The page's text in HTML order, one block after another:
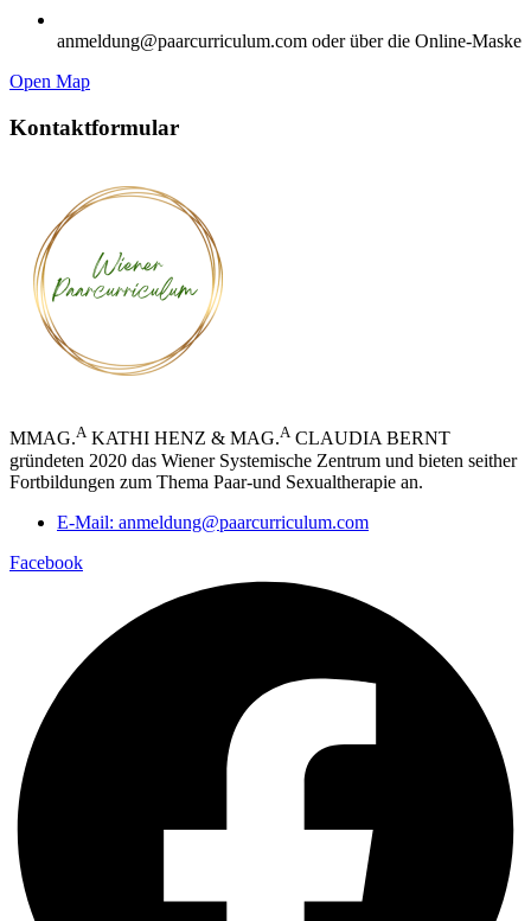
anmeldung@paarcurriculum.com oder über die Online-Maske
Open Map
Kontaktformular
MMAG.AKATHI HENZ & MAG.ACLAUDIA BERNT
gründeten 2020 das Wiener Systemische Zentrum und bieten seither
Fortbildungen zum Thema Paar-und Sexualtherapie an.
E-Mail: anmeldung@paarcurriculum.com
Facebook